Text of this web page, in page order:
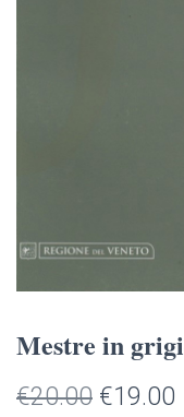
Mestre in
€20.00 Il
€19.00